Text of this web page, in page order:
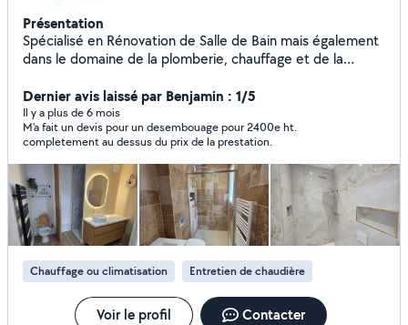
Présentation
Spécialisé en Rénovation de Salle de Bain mais également
dans le domaine de la plomberie, chauffage et de la
rénovation et dépannage, entretien et dépannage
chaudière. Travail de qualité et prix intéressant auprès des
fournisseurs professionnels si besoin de fourniture.
Dernier avis laissé par Benjamin : 1/5
Il y a plus de 6 mois
M'a fait un devis pour un desembouage pour 2400e ht.
completement au dessus du prix de la prestation.
Chauffage ou climatisation Entretien de chaudière
Voir le profil Contacter